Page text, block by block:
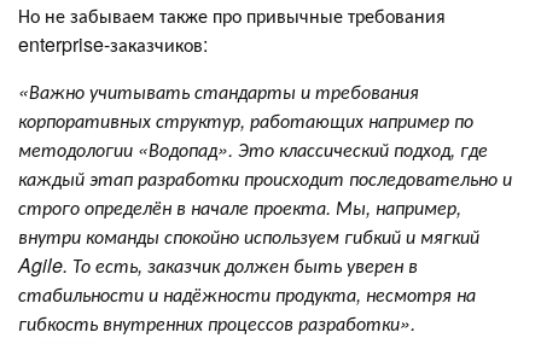
Но не забываем также про привычные требования
enterprise-заказчиков:
«Важно учитывать стандарты и требования
корпоративных структур, работающих например по
методологии «Водопад». Это классический подход, где
каждый этап разработки происходит последовательно и
строго определён в начале проекта. Мы, например,
внутри команды спокойно используем гибкий и мягкий
Agile. То есть, заказчик должен быть уверен в
стабильности и надёжности продукта, несмотря на
гибкость внутренних процессов разработки».